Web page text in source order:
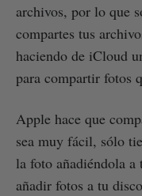
archivos, por lo que
compartes tus
haciendo de iCloud
para compartir fotos
Apple hace que
sea muy fácil, sólo
la foto añadiéndola
añadir fotos a tu